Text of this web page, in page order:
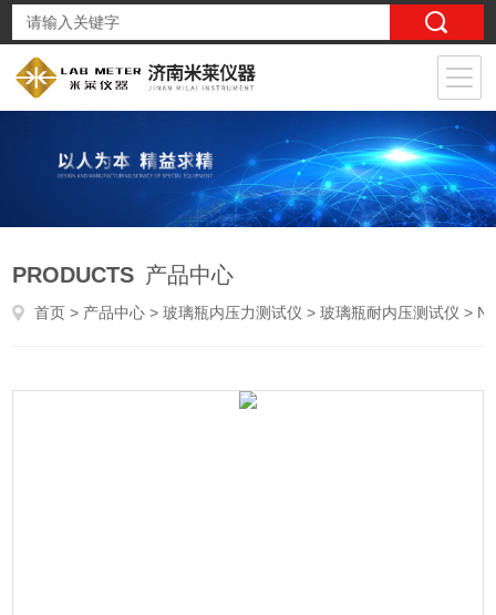
PRODUCTS 产品中心
首页 > 产品中心 >玻璃瓶内压力测试仪 >玻璃瓶耐内压测试仪 > NYY-03安瓿瓶耐内压测试仪